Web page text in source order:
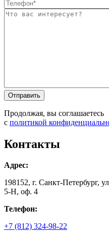
Продолжая, вы соглашаетесь
с политикой
Контакты
Адрес:
198152, г. Санкт-Петербург,
5-Н, оф. 4
Телефон:
+7 (812) 324-98-22